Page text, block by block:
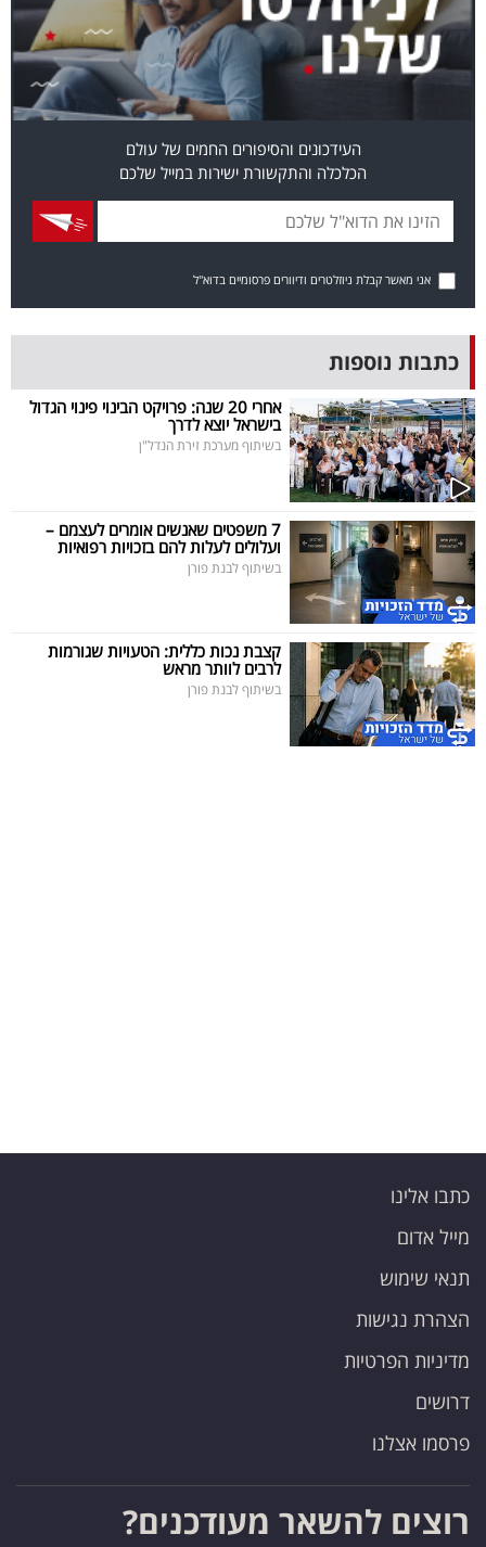
אדום
אחרינו:
העידכונים והסיפורים החמים של עולם
הכלכלה והתקשורת ישירות במייל שלכם
אני מאשר קבלת ניוזלטרים ודיוורים פרסומיים בדוא"ל
כתבות נוספות
אחרי 20 שנה: פרויקט הבינוי פינוי הגדול
בישראל יוצא לדרך
בשיתוף מערכת זירת הנדל"ן
7 משפטים שאנשים אומרים לעצמם –
ועלולים לעלות להם בזכויות רפואיות
בשיתוף לבנת פורן
קצבת נכות כללית: הטעויות שגורמות
לרבים לוותר מראש
בשיתוף לבנת פורן
כתבו אלינו
מייל אדום
תנאי שימוש
הצהרת נגישות
מדיניות הפרטיות
דרושים
פרסמו אצלנו
רוצים להשאר מעודכנים?